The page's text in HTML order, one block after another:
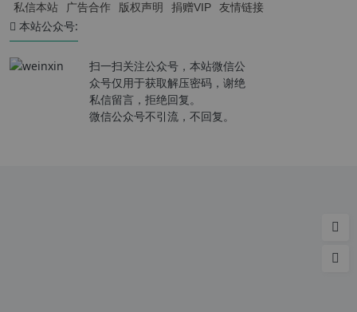
私信本站 广告合作 版权声明 捐赠VIP 友情链接
本站公众号:
扫一扫关注公众号，本站微信公
众号仅用于获取解压密码，谢绝
私信留言，拒绝回复。
微信公众号不引流，不回复。